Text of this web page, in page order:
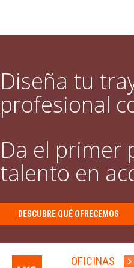
Diseña tu
profesional
Da el primer
talento en
DESCUBRE QUÉ OFRECEMOS
OFICINAS